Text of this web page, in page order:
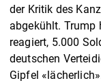
der Kritik des
abgekühlt. Trump
reagiert, 5.000
deutschen
Gipfel